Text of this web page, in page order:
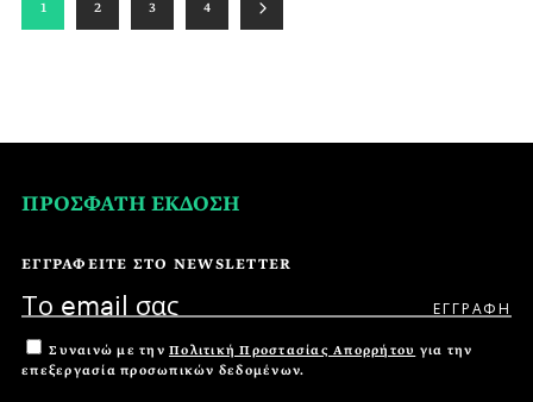
1 2 3 4
ΠΡΟΣΦΑΤΗ ΕΚΔΟΣΗ
ΕΓΓΡΑΦΕΙΤΕ ΣΤΟ NEWSLETTER
Συναινώ με την Πολιτική Προστασίας Απορρήτου για την
επεξεργασία προσωπικών δεδομένων.